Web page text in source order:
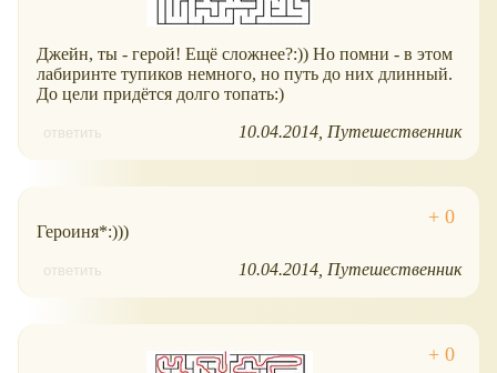
Джейн, ты - герой! Ещё сложнее?:)) Но помни - в этом
лабиринте тупиков немного, но путь до них длинный.
До цели придётся долго топать:)
ответить 10.04.2014 Путешественник
Героиня*:)))
ответить 10.04.2014 Путешественник